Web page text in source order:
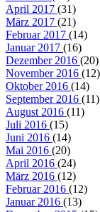
April 2017 (31)
März 2017 (21)
Februar 2017 (14)
Januar 2017 (16)
Dezember 2016 (20)
November 2016 (12)
Oktober 2016 (14)
September 2016 (11)
August 2016 (11)
Juli 2016 (15)
Juni 2016 (14)
Mai 2016 (20)
April 2016 (24)
März 2016 (12)
Februar 2016 (12)
Januar 2016 (13)